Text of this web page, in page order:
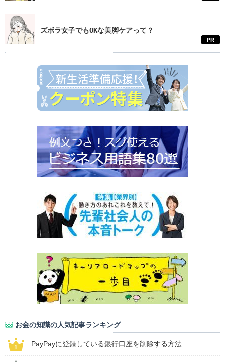
ズボラ女子でもOKな美脚ケアって？
PR
お金の知識の人気記事ランキング
PayPayに登録している銀行口座を削除する方法